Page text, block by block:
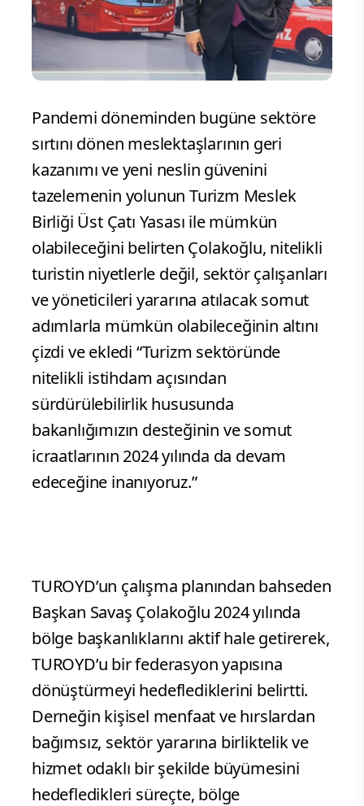
Pandemi döneminden bugüne sektöre
sırtını dönen meslektaşlarının geri
kazanımı ve yeni neslin güvenini
tazelemenin yolunun Turizm Meslek
Birliği Üst Çatı Yasası ile mümkün
olabileceğini belirten Çolakoğlu, nitelikli
turistin niyetlerle değil, sektör çalışanları
ve yöneticileri yararına atılacak somut
adımlarla mümkün olabileceğinin altını
çizdi ve ekledi “Turizm sektöründe
nitelikli istihdam açısından
sürdürülebilirlik hususunda
bakanlığımızın desteğinin ve somut
icraatlarının 2024 yılında da devam
edeceğine inanıyoruz.”
TUROYD’un çalışma planından bahseden
Başkan Savaş Çolakoğlu 2024 yılında
bölge başkanlıklarını aktif hale getirerek,
TUROYD’u bir federasyon yapısına
dönüştürmeyi hedeflediklerini belirtti.
Derneğin kişisel menfaat ve hırslardan
bağımsız, sektör yararına birliktelik ve
hizmet odaklı bir şekilde büyümesini
hedefledikleri süreçte, bölge